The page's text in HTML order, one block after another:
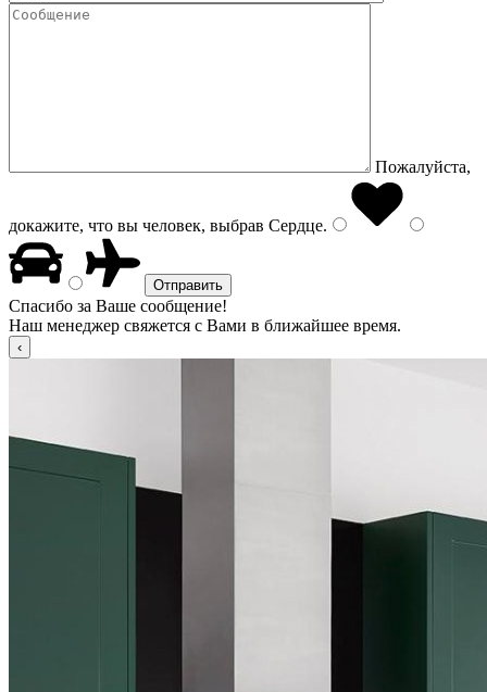
Пожалуйста,
докажите, что вы человек, выбрав Сердце.
Спасибо за Ваше сообщение!
Наш менеджер свяжется с Вами в ближайшее время.